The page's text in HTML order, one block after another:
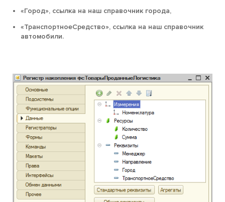
«Город», ссылка на наш справочник города,
«ТранспортноеСредство», ссылка на наш справочник
автомобили.